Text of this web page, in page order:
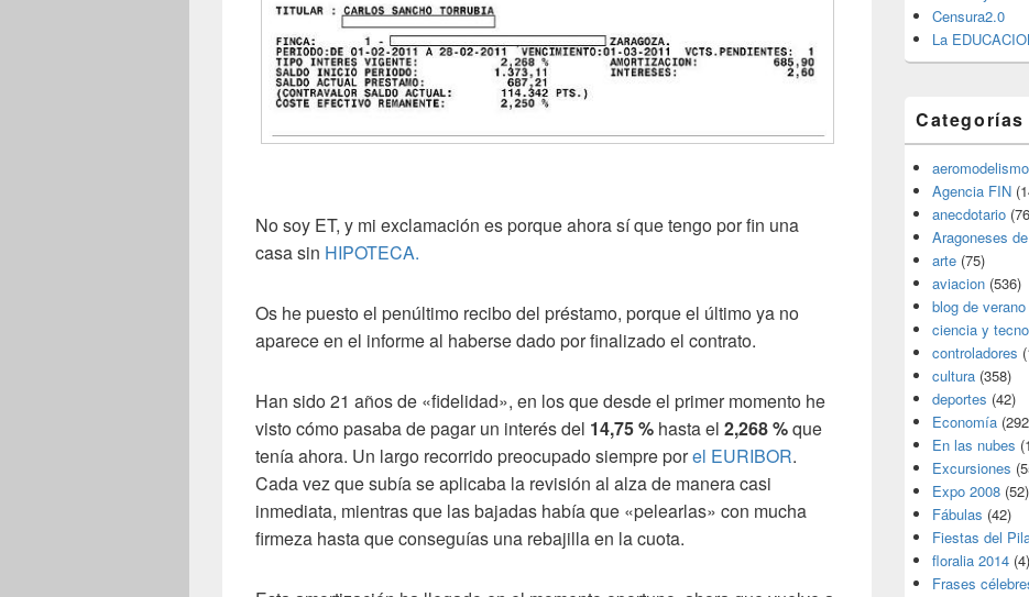
No soy ET, y mi exclamación es porque ahora sí que tengo por fin una
casa sin HIPOTECA.
Os he puesto el penúltimo recibo del préstamo, porque el último ya no
aparece en el informe al haberse dado por finalizado el contrato.
Han sido 21 años de «fidelidad», en los que desde el primer momento he
visto cómo pasaba de pagar un interés del 14,75 % hasta el 2,268 %que
tenía ahora. Un largo recorrido preocupado siempre porel EURIBOR.
Cada vez que subía se aplicaba la revisión al alza de manera casi
inmediata, mientras que las bajadas había que «pelearlas» con mucha
firmeza hasta que conseguías una rebajilla en la cuota.
Censura2.0
La
Categorías
aeromodelismo
Agencia FIN
anecdotario
Aragoneses
arte (75)
aviacion (536)
blog de verano
ciencia y
controladores
cultura (358)
deportes (42)
Economía
En las nubes
Excursiones
Expo 2008 (52)
Fábulas (42)
Fiestas del
floralia 2014 (4)
Frases